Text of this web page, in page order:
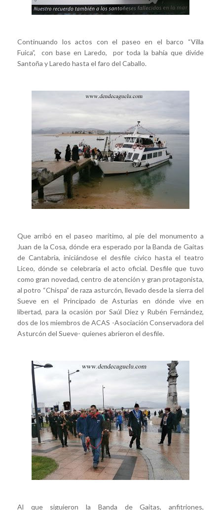
Continuando los actos con el paseo en el barco “Villa
Fuica”, con base en Laredo, por toda la bahía que divide
Santoña y Laredo hasta el faro del Caballo.
Que arribó en el paseo marítimo, al píe del monumento a
Juan de la Cosa, dónde era esperado por la Banda de Gaitas
de Cantabria, iniciándose el desfile cívico hasta el teatro
Liceo, dónde se celebraría el acto oficial. Desfile que tuvo
como gran novedad, centro de atención y gran protagonista,
al potro “Chispa” de raza asturcón, llevado desde la sierra del
Sueve en el Principado de Asturias en dónde vive en
libertad, para la ocasión por Saúl Díez y Rubén Fernández,
dos de los miembros de ACAS -Asociación Conservadora del
Asturcón del Sueve- quienes abrieron el desfile.
Al que siguieron la Banda de Gaitas, anfitriones,